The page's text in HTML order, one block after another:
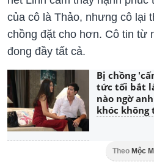
của cô là Thảo, nhưng cô lại
chồng đặt cho hơn. Cô tin từ
đong đầy tất cả.
Bị chồng
tức tối bắt
nào ngờ
khóc
Theo Mộc